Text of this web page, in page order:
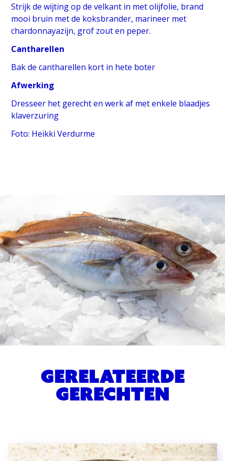
Strijk de wijting op de velkant in met olijfolie, brand
mooi bruin met de koksbrander, marineer met
chardonnayazijn, grof zout en peper.
Cantharellen
Bak de cantharellen kort in hete boter
Afwerking
Dresseer het gerecht en werk af met enkele blaadjes
klaverzuring
Foto: Heikki Verdurme
Gerelateerde
gerechten